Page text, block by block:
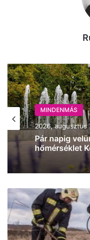
MINDENMÁS
2026, augusztus
Pár napig
hőmérséklet
Országos
tűzgyújtási
tilalom
lép
életbe